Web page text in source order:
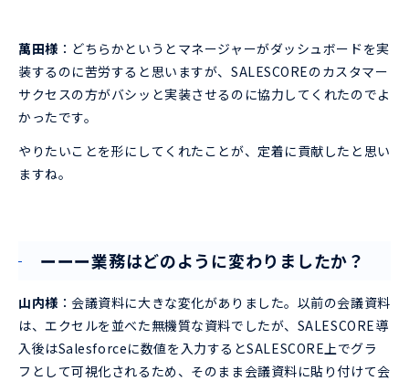
萬田様 ：どちらかというとマネージャーがダッシュボードを実
装するのに苦労すると思いますが、SALESCOREのカスタマー
サクセスの方がバシッと実装させるのに協力してくれたのでよ
かったです。
やりたいことを形にしてくれたことが、定着に貢献したと思い
ますね。
ーーー業務はどのように変わりましたか？
山内様 ：会議資料に大きな変化がありました。以前の会議資料
は、エクセルを並べた無機質な資料でしたが、SALESCORE導
入後はSalesforceに数値を入力するとSALESCORE上でグラ
フとして可視化されるため、そのまま会議資料に貼り付けて会